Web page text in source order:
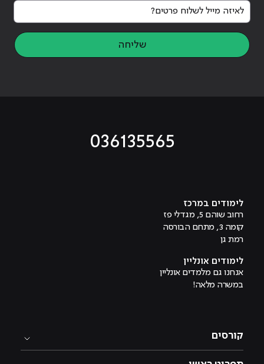
לאיזה מייל לשלוח פרטים?
שליחה
036135565
לימודים במרכז
רחוב שוהם 5, מגדלי פז
קומה 3, מתחם הבורסה
רמת גן
לימודים אונליין
אנחנו גם מלמדים אונליין
במשרה מלאה!
קורסים